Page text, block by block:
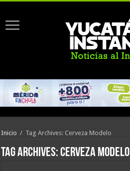
Inicio / Tag Archives: Cerveza Modelo
Tag Archives:Cerveza Modelo